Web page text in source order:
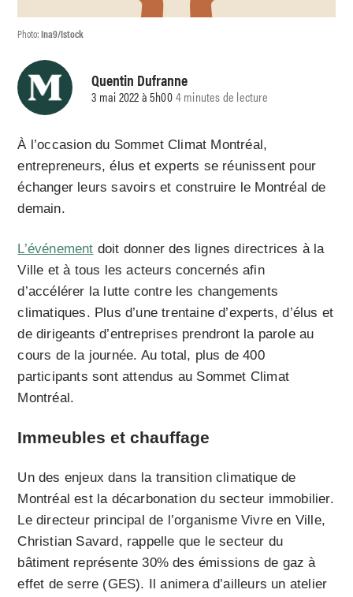
Photo:Ina9/Istock
Quentin Dufranne
3 mai 2022 à 5h004 minutes de lecture
À l’occasion du Sommet Climat Montréal,
entrepreneurs, élus et experts se réunissent pour
échanger leurs savoirs et construire le Montréal de
demain.
L’événement doit donner des lignes directrices à la
Ville et à tous les acteurs concernés afin
d’accélérer la lutte contre les changements
climatiques. Plus d’une trentaine d’experts, d’élus et
de dirigeants d’entreprises prendront la parole au
cours de la journée. Au total, plus de 400
participants sont attendus au Sommet Climat
Montréal.
Immeubles et chauffage
Un des enjeux dans la transition climatique de
Montréal est la décarbonation du secteur immobilier.
Le directeur principal de l’organisme Vivre en Ville,
Christian Savard, rappelle que le secteur du
bâtiment représente 30% des émissions de gaz à
effet de serre (GES). Il animera d’ailleurs un atelier